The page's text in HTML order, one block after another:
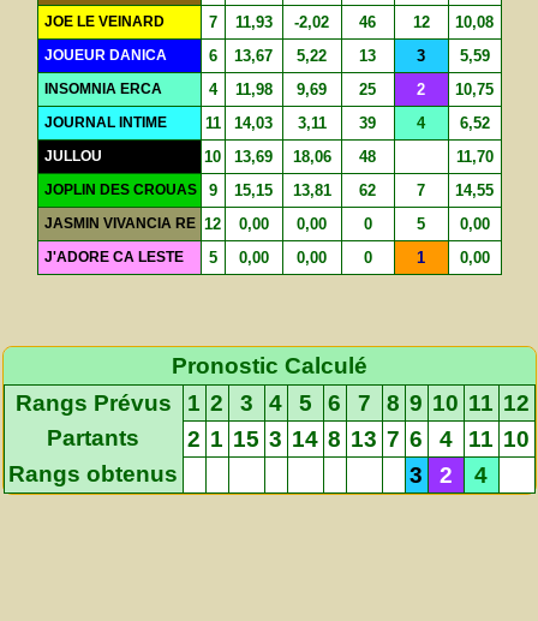
JOE LE VEINARD 7 11,93 -2,02 46 12 10,08
JOUEUR DANICA 6 13,67 5,22 13 3 5,59
INSOMNIA ERCA 4 11,98 9,69 25 2 10,75
JOURNAL INTIME 11 14,03 3,11 39 4 6,52
JULLOU 10 13,69 18,06 48 11,70
JOPLIN DES CROUAS 9 15,15 13,81 62 7 14,55
JASMIN VIVANCIA RE 12 0,00 0,00 0 5 0,00
J'ADORE CA LESTE 5 0,00 0,00 0 1 0,00
Pronostic Calculé
Rangs Prévus
1 2 3 4 5 6 7 8 9 10 11 12
Partants
2 1 15 3 14 8 13 7 6 4 11 10
Rangs obtenus
3 2 4